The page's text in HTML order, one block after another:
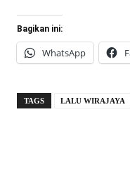
Bagikan ini:
WhatsApp
TAGS LALU WIRAJAYA